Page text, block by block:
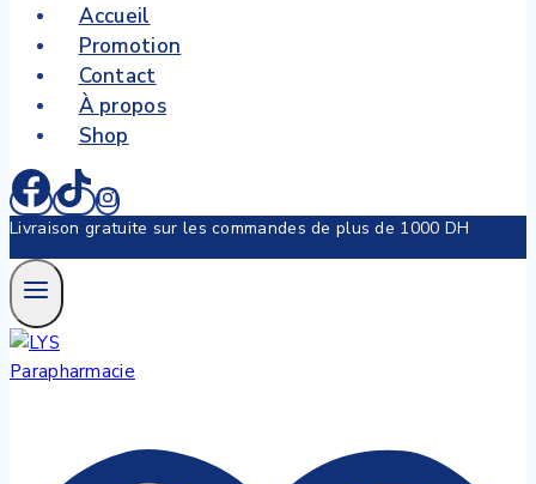
Accueil
Promotion
Contact
À propos
Shop
Livraison gratuite sur les commandes de plus de 1000 DH